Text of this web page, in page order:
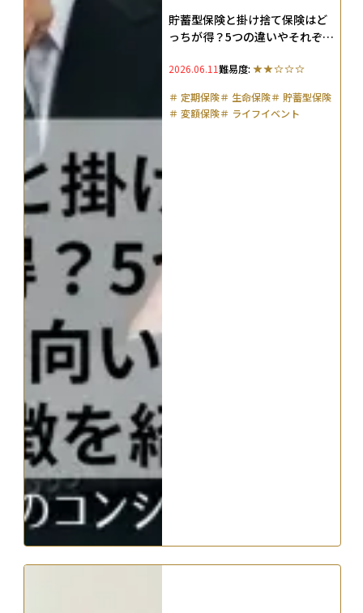
貯蓄型保険と掛け捨て保険はど
っちが得？5つの違いやそれぞれ
2026.06.11難易度:
＃ 定期保険＃ 生命保険＃ 貯蓄型保険
＃ 変額保険＃ ライフイベント